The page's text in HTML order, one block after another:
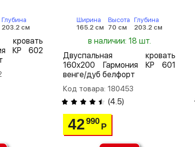
Глубина
203.2 см
КР 602
Ширина
165.2 см
Высота
70 см
Глубина
203.2 см
в наличии: 18 шт.
Двуспальная кровать
160х200 Гармония КР 601
венге/дуб белфорт
Код товара: 180453
(4.5)
42990
Р